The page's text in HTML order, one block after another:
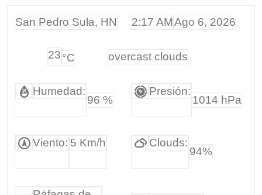
San Pedro Sula, HN 2:17 AMAgo 6, 2026
23°C overcast clouds
Humedad:
96 %
Presión:
1014 hPa
Viento: 5 Km/h Clouds:
94%